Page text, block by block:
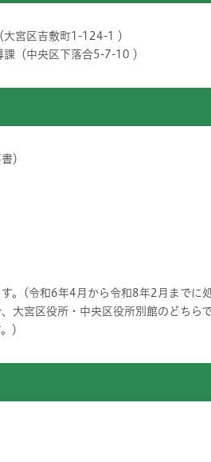
宮区吉敷町1-124-1 ）
（中央区下落合5-7-10 ）
）
。(令和6年4月から令和8年2月までに
大宮区役所・中央区役所別館のどちら
）